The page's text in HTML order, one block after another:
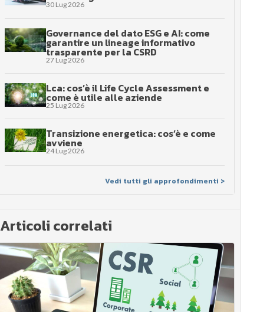
30 Lug 2026
Governance del dato ESG e AI: come
garantire un lineage informativo
trasparente per la CSRD
27 Lug 2026
Lca: cos’è il Life Cycle Assessment e
come è utile alle aziende
25 Lug 2026
Transizione energetica: cos’è e come
avviene
24 Lug 2026
Vedi tutti gli approfondimenti >
Articoli correlati